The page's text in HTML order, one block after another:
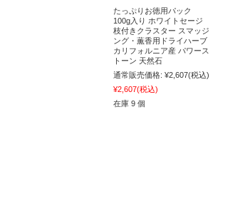
たっぷりお徳用パック
100g入り ホワイトセージ
枝付きクラスター スマッジ
ング・薫香用ドライハーブ
カリフォルニア産 パワース
トーン 天然石
通常販売価格: ¥2,607(税込)
¥2,607(税込)
在庫 9 個